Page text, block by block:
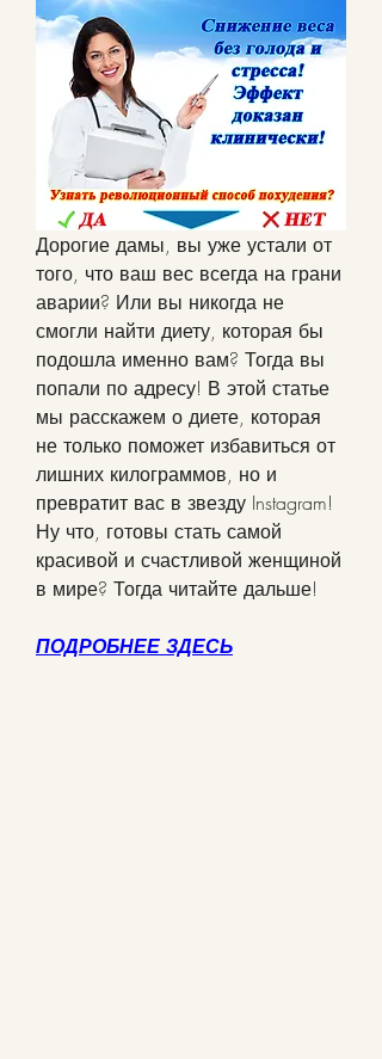
Дорогие дамы, вы уже устали от
того, что ваш вес всегда на грани
аварии? Или вы никогда не
смогли найти диету, которая бы
подошла именно вам? Тогда вы
попали по адресу! В этой статье
мы расскажем о диете, которая
не только поможет избавиться от
лишних килограммов, но и
превратит вас в звезду Instagram!
Ну что, готовы стать самой
красивой и счастливой женщиной
в мире? Тогда читайте дальше!
ПОДРОБНЕЕ ЗДЕСЬ